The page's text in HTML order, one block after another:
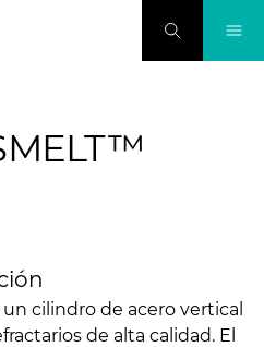
cilindro de acero vertical
de alta calidad. El